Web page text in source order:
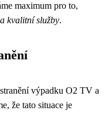
maximum pro to,
kvalitní služby.
výpadku O2 TV a
že tato situace je